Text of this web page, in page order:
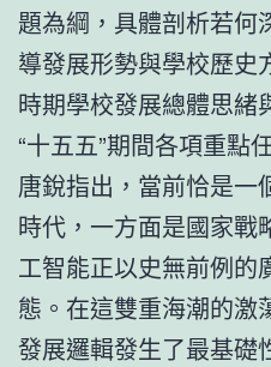
題為綱，具體剖析若何
導發展形勢與學校歷史
時期學校發展總體思緒
“十五五”期間各項重點
唐銳指出，當前恰是一
時代，一方面是國家戰
工智能正以史無前例的
態。在這雙重海潮的激
發展邏輯發生了最基礎